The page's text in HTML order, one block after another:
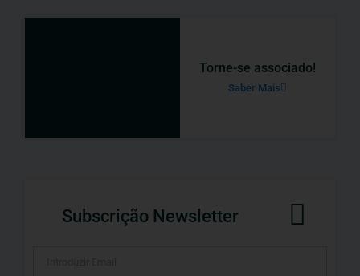
Torne-se associado!
Saber Mais
Subscrição Newsletter